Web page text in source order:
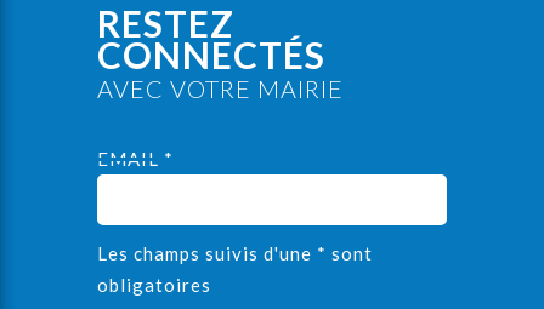
RESTEZ
CONNECTÉS
AVEC VOTRE MAIRIE
EMAIL *
Les champs suivis d'une * sont
obligatoires